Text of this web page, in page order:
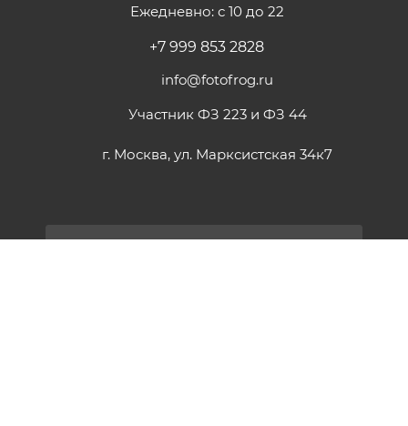
Ежедневно: с 10 до 22
+7 999 853 2828
info@fotofrog.ru
Участник ФЗ 223 и ФЗ 44
г. Москва, ул. Марксистская 34к7